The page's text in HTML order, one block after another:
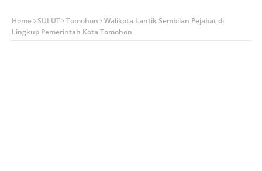
Home SULUT Tomohon
Walikota Lantik Sembilan Pejabat di
Lingkup Pemerintah Kota Tomohon